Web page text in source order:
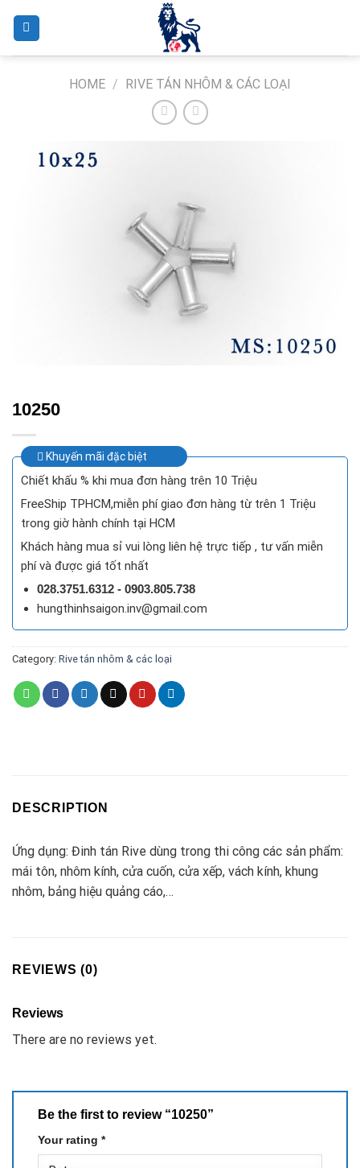
HOME / RIVE TÁN NHÔM & CÁC LOẠI
10250
Khuyến mãi đặc biệt
Chiết khấu % khi mua đơn hàng trên 10 Triệu
FreeShip TPHCM,miễn phí giao đơn hàng từ trên 1 Triệu
trong giờ hành chính tại HCM
Khách hàng mua sỉ vui lòng liên hệ trực tiếp , tư vấn miễn
phí và được giá tốt nhất
028.3751.6312 - 0903.805.738
hungthinhsaigon.inv@gmail.com
Category: Rive tán nhôm & các loại
DESCRIPTION
Ứng dụng: Đinh tán Rive dùng trong thi công các sản phẩm:
mái tôn, nhôm kính, cửa cuốn, cửa xếp, vách kính, khung
nhôm, bảng hiệu quảng cáo,…
REVIEWS (0)
Reviews
There are no reviews yet.
Be the first to review “10250”
Your rating *